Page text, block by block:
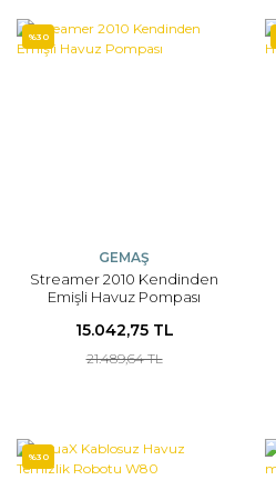
%30
GEMAŞ
Streamer 2010 Kendinden
Emişli Havuz Pompası
15.042,75 TL
21.489,64 TL
%30